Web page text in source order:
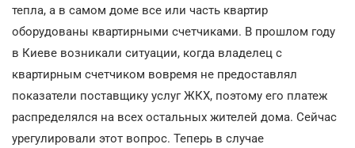
тепла, а в самом доме все или часть квартир
оборудованы квартирными счетчиками. В прошлом году
в Киеве возникали ситуации, когда владелец с
квартирным счетчиком вовремя не предоставлял
показатели поставщику услуг ЖКХ, поэтому его платеж
распределялся на всех остальных жителей дома. Сейчас
урегулировали этот вопрос. Теперь в случае